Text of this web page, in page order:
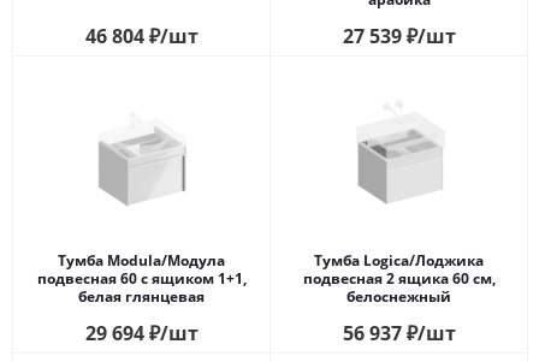
46 804₽/шт 27 539₽/шт
Тумба Modula/Модула
подвесная 60 с ящиком 1+1,
белая глянцевая
29 694₽/шт
Тумба Logica/Лоджика
подвесная 2 ящика 60 см,
белоснежный
56 937₽/шт